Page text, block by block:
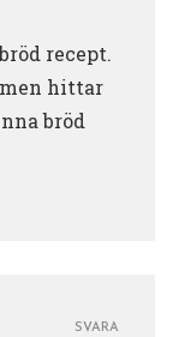
recept.
hittar
bröd
SVARA